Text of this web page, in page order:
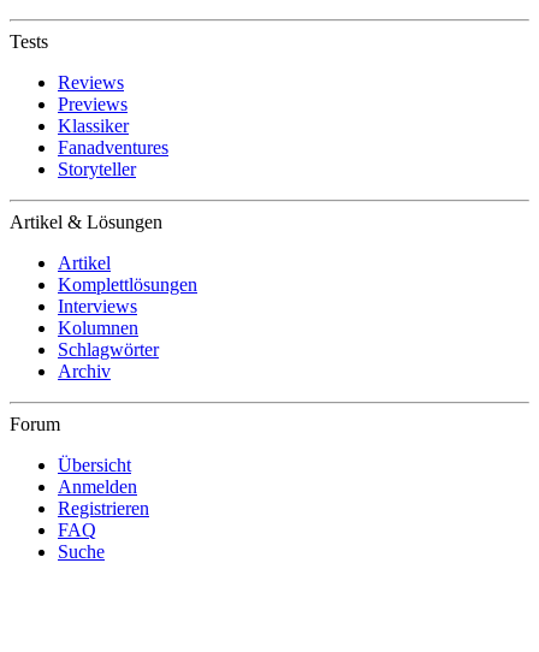
Tests
Reviews
Previews
Klassiker
Fanadventures
Storyteller
Artikel & Lösungen
Artikel
Komplettlösungen
Interviews
Kolumnen
Schlagwörter
Archiv
Forum
Übersicht
Anmelden
Registrieren
FAQ
Suche